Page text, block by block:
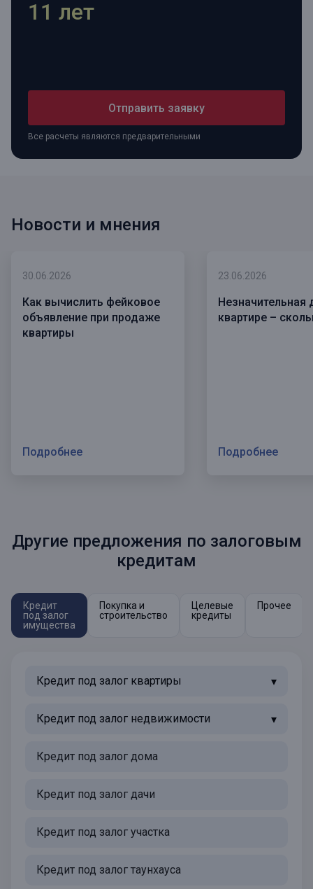
11 лет
Отправить заявку
Все расчеты являются предварительными
Новости и мнения
30.06.2026
Как вычислить фейковое
объявление при продаже
квартиры
Подробнее
23.06.2026
Незначительная
квартире –
Подробнее
Другие предложения по залоговым
кредитам
Кредит
под залог
имущества
Покупка и
строительство
Целевые
кредиты
Прочее
Кредит под залог квартиры
Кредит под залог недвижимости
Кредит под залог дома
Кредит под залог дачи
Кредит под залог участка
Кредит под залог таунхауса